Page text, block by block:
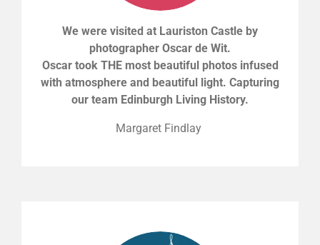
We were visited at Lauriston Castle by
photographer Oscar de Wit.
Oscar took THE most beautiful photos infused
with atmosphere and beautiful light. Capturing
our team Edinburgh Living History.
Margaret Findlay